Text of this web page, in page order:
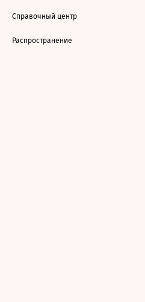
Справочный центр
Распространение